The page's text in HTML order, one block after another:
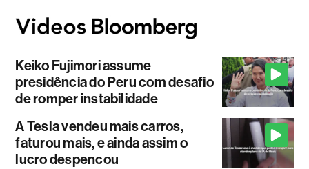
Keiko Fujimori assume
presidência do Peru com desafio
de romper instabilidade
A Tesla vendeu mais carros,
faturou mais, e ainda assim o
lucro despencou